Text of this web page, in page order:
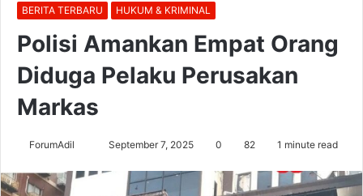
BERITA TERBARU HUKUM & KRIMINAL
Polisi Amankan Empat Orang
Diduga Pelaku Perusakan
Markas
ForumAdil September 7, 2025 0 82 1 minute read